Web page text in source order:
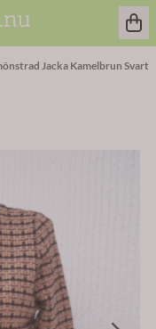
Jacka Kamelbrun Svart